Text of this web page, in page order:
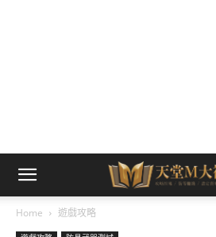
Home 遊戲攻略